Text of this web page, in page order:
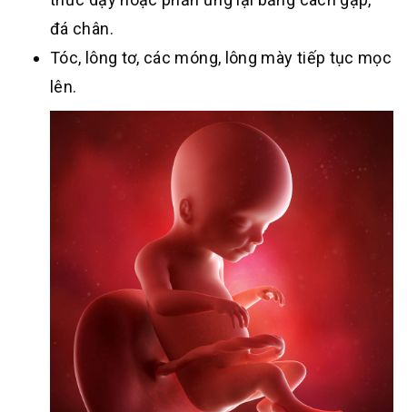
đá chân.
Tóc, lông tơ, các móng, lông mày tiếp tục mọc
lên.